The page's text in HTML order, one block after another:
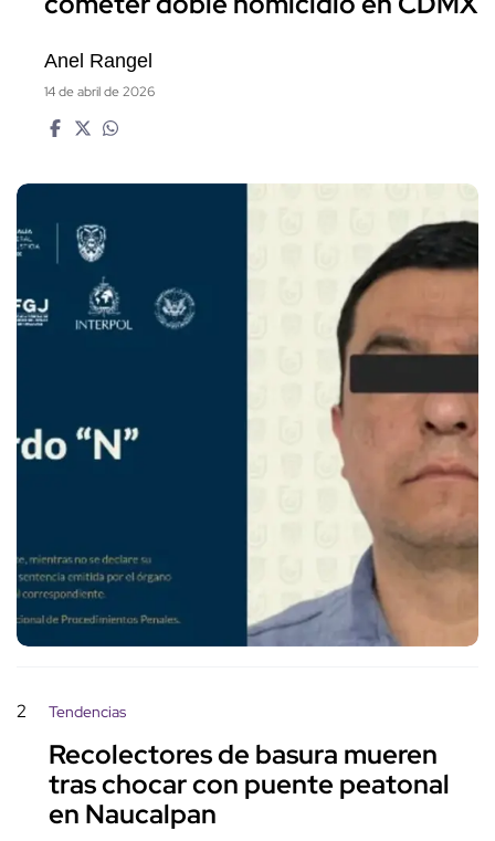
Anel Rangel
14 de abril de 2026
2 Tendencias
Recolectores de basura mueren
tras chocar con puente peatonal
en Naucalpan